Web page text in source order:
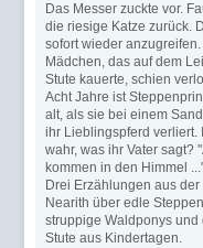
Das Messer zuckte vor.
die riesige Katze zurück.
sofort wieder
Mädchen, das auf dem
Stute kauerte, schien
Acht Jahre ist
alt, als sie bei einem
ihr Lieblingspferd verliert.
wahr, was ihr Vater sagt?
kommen in den Himmel
Drei Erzählungen aus der
Nearith über edle
struppige Waldponys und
Stute aus Kindertagen.